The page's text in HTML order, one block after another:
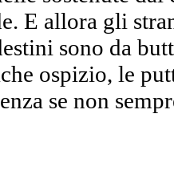
E allora gli
sono da
ospizio, le
se non